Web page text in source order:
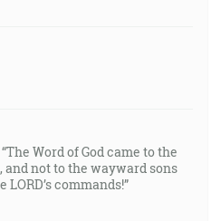
Word of God came to the
and not to the wayward sons
commands!”